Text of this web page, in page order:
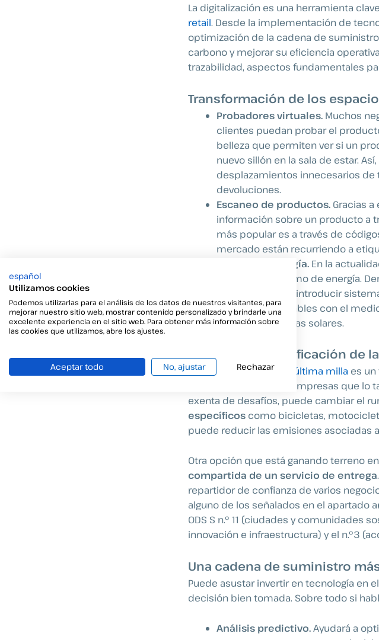
La digitalización es una herramienta
retail. Desde la implementación de
optimización de la cadena de
carbono y mejorar su eficiencia
trazabilidad, aspectos fundamentales
Transformación de los
Probadores virtuales. Muchos
clientes puedan probar el
belleza que permiten ver si un
nuevo sillón en la sala de estar.
desplazamientos innecesarios
devoluciones.
Escaneo de productos. Gracias
información sobre un producto a
más popular es a través de
mercado están recurriendo a
Ahorro de energía. En la
reducir el consumo de energía.
la posibilidad de introducir
materiales amigables con el
digitales…) o placas solares.
Logística y electrificación de
Laelectrificación de la última milla es
por ahí, son pocas las empresas que
exenta de desafíos, puede cambiar el
específicos como bicicletas,
puede reducir las emisiones asociadas
Otra opción que está ganando terreno
compartida de un servicio de entrega
repartidor de confianza de varios
alguno de los señalados en el apartado
ODS S n.º 11 (ciudades y comunidades
innovación e infraestructura) y el n.º3
Una cadena de suministro
Puede asustar invertir en tecnología en
decisión bien tomada. Sobre todo si
Análisis predictivo.Ayudará a
español
Utilizamos cookies
Podemos utilizarlas para el análisis de los datos de nuestros visitantes, para
mejorar nuestro sitio web, mostrar contenido personalizado y brindarle una
excelente experiencia en el sitio web. Para obtener más información sobre
las cookies que utilizamos, abre los ajustes.
Aceptar todo No, ajustar Rechazar